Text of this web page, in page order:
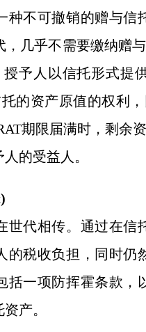
种不可撤销的赠与信
几乎不需要缴纳赠
授予人以信托形式提
的资产原值的权利
期限届满时，剩余
的受益人。
世代相传。通过在信
的税收负担，同时仍
括一项防挥霍条款，
产。